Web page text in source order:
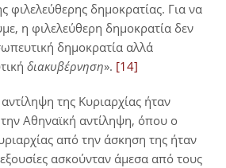
φιλελεύθερης δημοκρατίας. Για να
η φιλελεύθερη δημοκρατία δεν
δημοκρατία αλλά
διακυβέρνηση». [14]
της Κυριαρχίας ήταν
Αθηναϊκή αντίληψη, όπου ο
από την άσκηση της ήταν
ασκούνταν άμεσα από τους